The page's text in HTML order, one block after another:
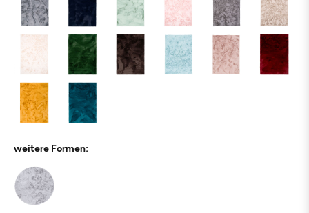
weitere Formen: